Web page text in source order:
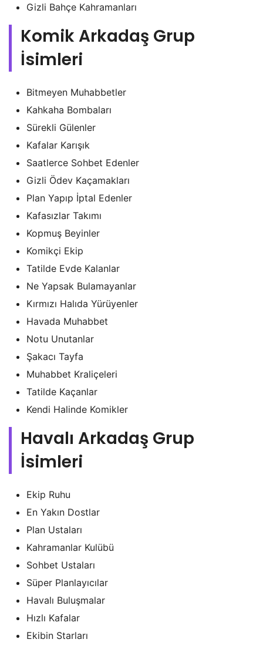
Gizli Bahçe Kahramanları
Komik Arkadaş Grup
İsimleri
Bitmeyen Muhabbetler
Kahkaha Bombaları
Sürekli Gülenler
Kafalar Karışık
Saatlerce Sohbet Edenler
Gizli Ödev Kaçamakları
Plan Yapıp İptal Edenler
Kafasızlar Takımı
Kopmuş Beyinler
Komikçi Ekip
Tatilde Evde Kalanlar
Ne Yapsak Bulamayanlar
Kırmızı Halıda Yürüyenler
Havada Muhabbet
Notu Unutanlar
Şakacı Tayfa
Muhabbet Kraliçeleri
Tatilde Kaçanlar
Kendi Halinde Komikler
Havalı Arkadaş Grup
İsimleri
Ekip Ruhu
En Yakın Dostlar
Plan Ustaları
Kahramanlar Kulübü
Sohbet Ustaları
Süper Planlayıcılar
Havalı Buluşmalar
Hızlı Kafalar
Ekibin Starları